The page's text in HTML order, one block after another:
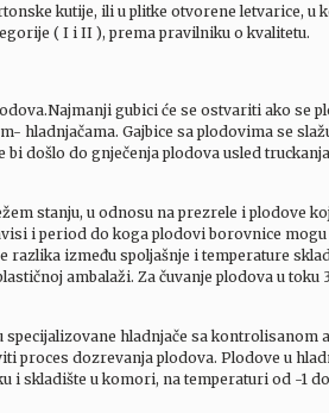
kutije, ili u plitke otvorene letvarice,
( I i II ), prema pravilniku o kvalitetu.
gubici će se ostvariti ako se
hladnjačama. Gajbice sa plodovima se
došlo do gnječenja plodova usled
stanju, u odnosu na prezrele i plodove
i period do koga plodovi borovnice
razlika između spoljašnje i temperature
ambalaži. Za čuvanje plodova u
specijalizovane hladnjače sa
dozrevanja plodova. Plodove u
i skladište u komori, na temperaturi od -1